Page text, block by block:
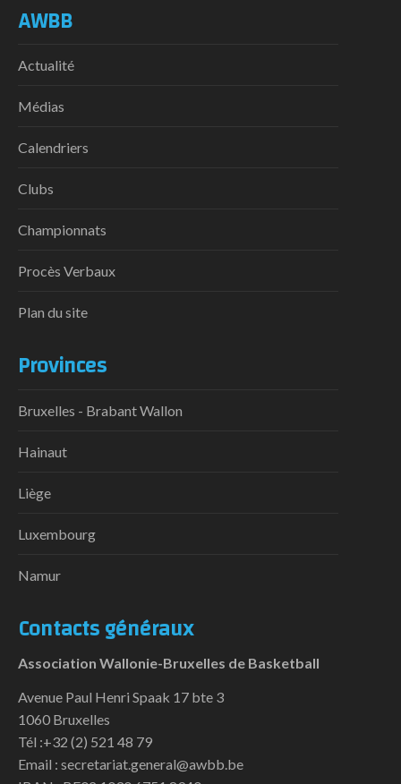
AWBB
Actualité
Médias
Calendriers
Clubs
Championnats
Procès Verbaux
Plan du site
Provinces
Bruxelles - Brabant Wallon
Hainaut
Liège
Luxembourg
Namur
Contacts généraux
Association Wallonie-Bruxelles de Basketball
Avenue Paul Henri Spaak 17 bte 3
1060 Bruxelles
Tél :+32 (2) 521 48 79
Email : secretariat.general@awbb.be